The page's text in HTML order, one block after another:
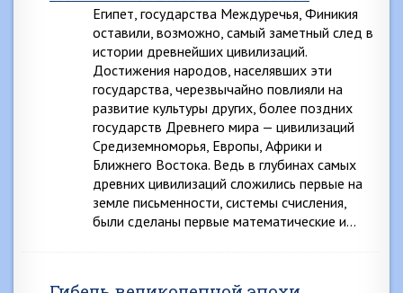
Египет, государства Междуречья, Финикия
оставили, возможно, самый заметный след в
истории древнейших цивилизаций.
Достижения народов, населявших эти
государства, черезвычайно повлияли на
развитие культуры других, более поздних
государств Древнего мира — цивилизаций
Средиземноморья, Европы, Африки и
Ближнего Востока. Ведь в глубинах самых
древних цивилизаций сложились первые на
земле письменности, системы счисления,
были сделаны первые математические и…